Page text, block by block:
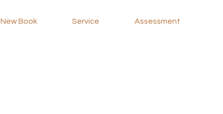
New Book Service Assessment